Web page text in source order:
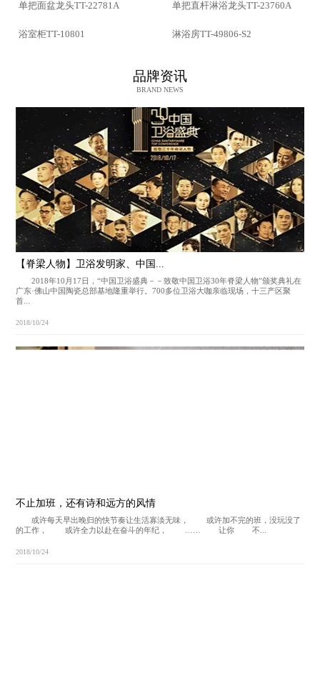
单把面盆龙头TT-22781A 单把直杆淋浴龙头TT-23760A
浴室柜TT-10801
淋浴房TT-49806-S2
品牌资讯
BRAND NEWS